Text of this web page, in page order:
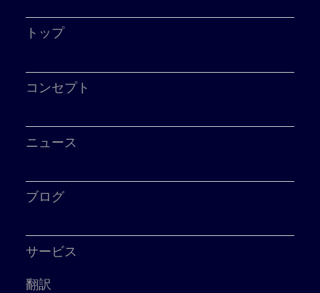
トップ
コンセプト
ニュース
ブログ
サービス
翻訳